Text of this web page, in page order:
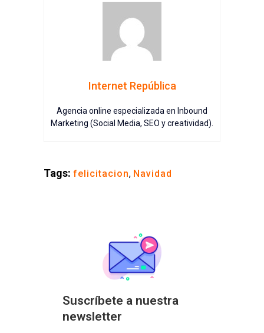
Internet República
Agencia online especializada en Inbound
Marketing (Social Media, SEO y creatividad).
Tags: felicitacion, Navidad
Suscríbete a nuestra
newsletter